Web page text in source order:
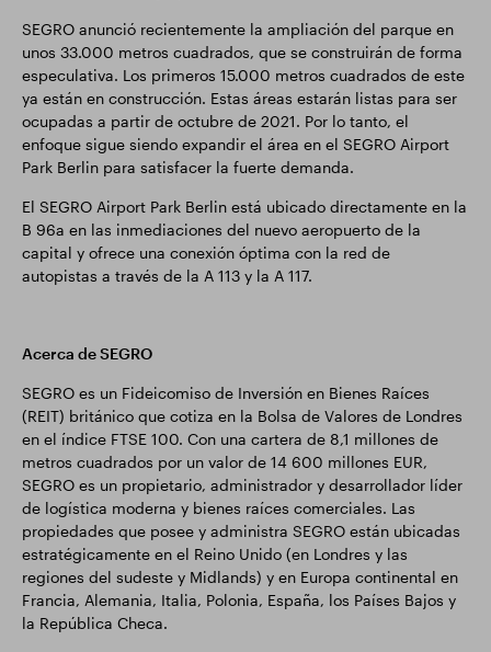
SEGRO anunció recientemente la ampliación del parque en
unos 33.000 metros cuadrados, que se construirán de forma
especulativa. Los primeros 15.000 metros cuadrados de este
ya están en construcción. Estas áreas estarán listas para ser
ocupadas a partir de octubre de 2021. Por lo tanto, el
enfoque sigue siendo expandir el área en el SEGRO Airport
Park Berlin para satisfacer la fuerte demanda.
El SEGRO Airport Park Berlin está ubicado directamente en la
B 96a en las inmediaciones del nuevo aeropuerto de la
capital y ofrece una conexión óptima con la red de
autopistas a través de la A 113 y la A 117.
Acerca de SEGRO
SEGRO es un Fideicomiso de Inversión en Bienes Raíces
(REIT) británico que cotiza en la Bolsa de Valores de Londres
en el índice FTSE 100. Con una cartera de 8,1 millones de
metros cuadrados por un valor de 14 600 millones EUR,
SEGRO es un propietario, administrador y desarrollador líder
de logística moderna y bienes raíces comerciales. Las
propiedades que posee y administra SEGRO están ubicadas
estratégicamente en el Reino Unido (en Londres y las
regiones del sudeste y Midlands) y en Europa continental en
Francia, Alemania, Italia, Polonia, España, los Países Bajos y
la República Checa.